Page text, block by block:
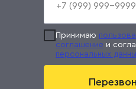
Принимаю
соглашение и
персональных